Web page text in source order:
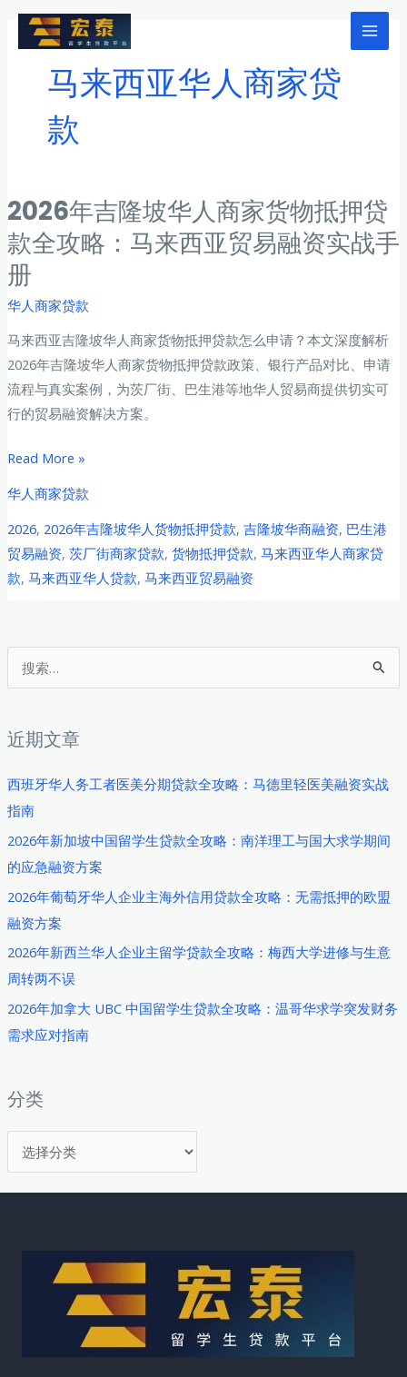
Main
索
近期文章
西班牙华人务工者医美分期贷款全攻略：马德里轻医美融资实战
指南
2026年新加坡中国留学生贷款全攻略：南洋理工与国大求学期间
的应急融资方案
2026年葡萄牙华人企业主海外信用贷款全攻略：无需抵押的欧盟
融资方案
2026年新西兰华人企业主留学贷款全攻略：梅西大学进修与生意
周转两不误
2026年加拿大 UBC 中国留学生贷款全攻略：温哥华求学突发财务
需求应对指南
分类
类
马来西亚华人商家贷
款
2026年吉隆坡华人商家货物抵押贷
款全攻略：马来西亚贸易融资实战手
册
华人商家贷款
马来西亚吉隆坡华人商家货物抵押贷款怎么申请？本文深度解析
2026年吉隆坡华人商家货物抵押贷款政策、银行产品对比、申请
流程与真实案例，为茨厂街、巴生港等地华人贸易商提供切实可
行的贸易融资解决方案。
2026
吉
隆
坡
华
家
抵
押
贷
款
攻
略：
马
来
西
亚
融
实
册
Read More »
华人商家贷款
2026, 2026年吉隆坡华人货物抵押贷款, 吉隆坡华商融资, 巴生港
贸易融资, 茨厂街商家贷款, 货物抵押贷款, 马来西亚华人商家贷
款, 马来西亚华人贷款, 马来西亚贸易融资